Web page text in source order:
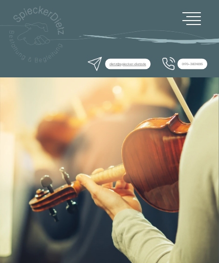
dietz@spiecker-dietz.de 0170–3831695